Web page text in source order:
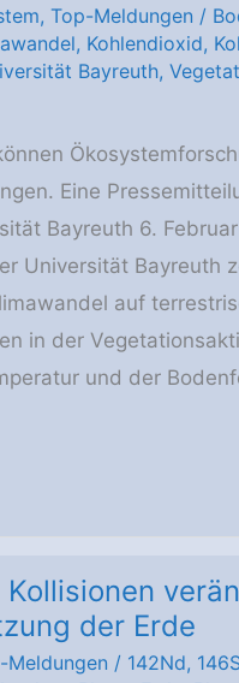
, Top-Meldungen /
, Kohlendioxid,
Bayreuth,
Eine
Bayreuth 6.
Universität Bayreuth
auf
in der
und der
Kollisionen
der Erde
Meldungen / 142Nd,